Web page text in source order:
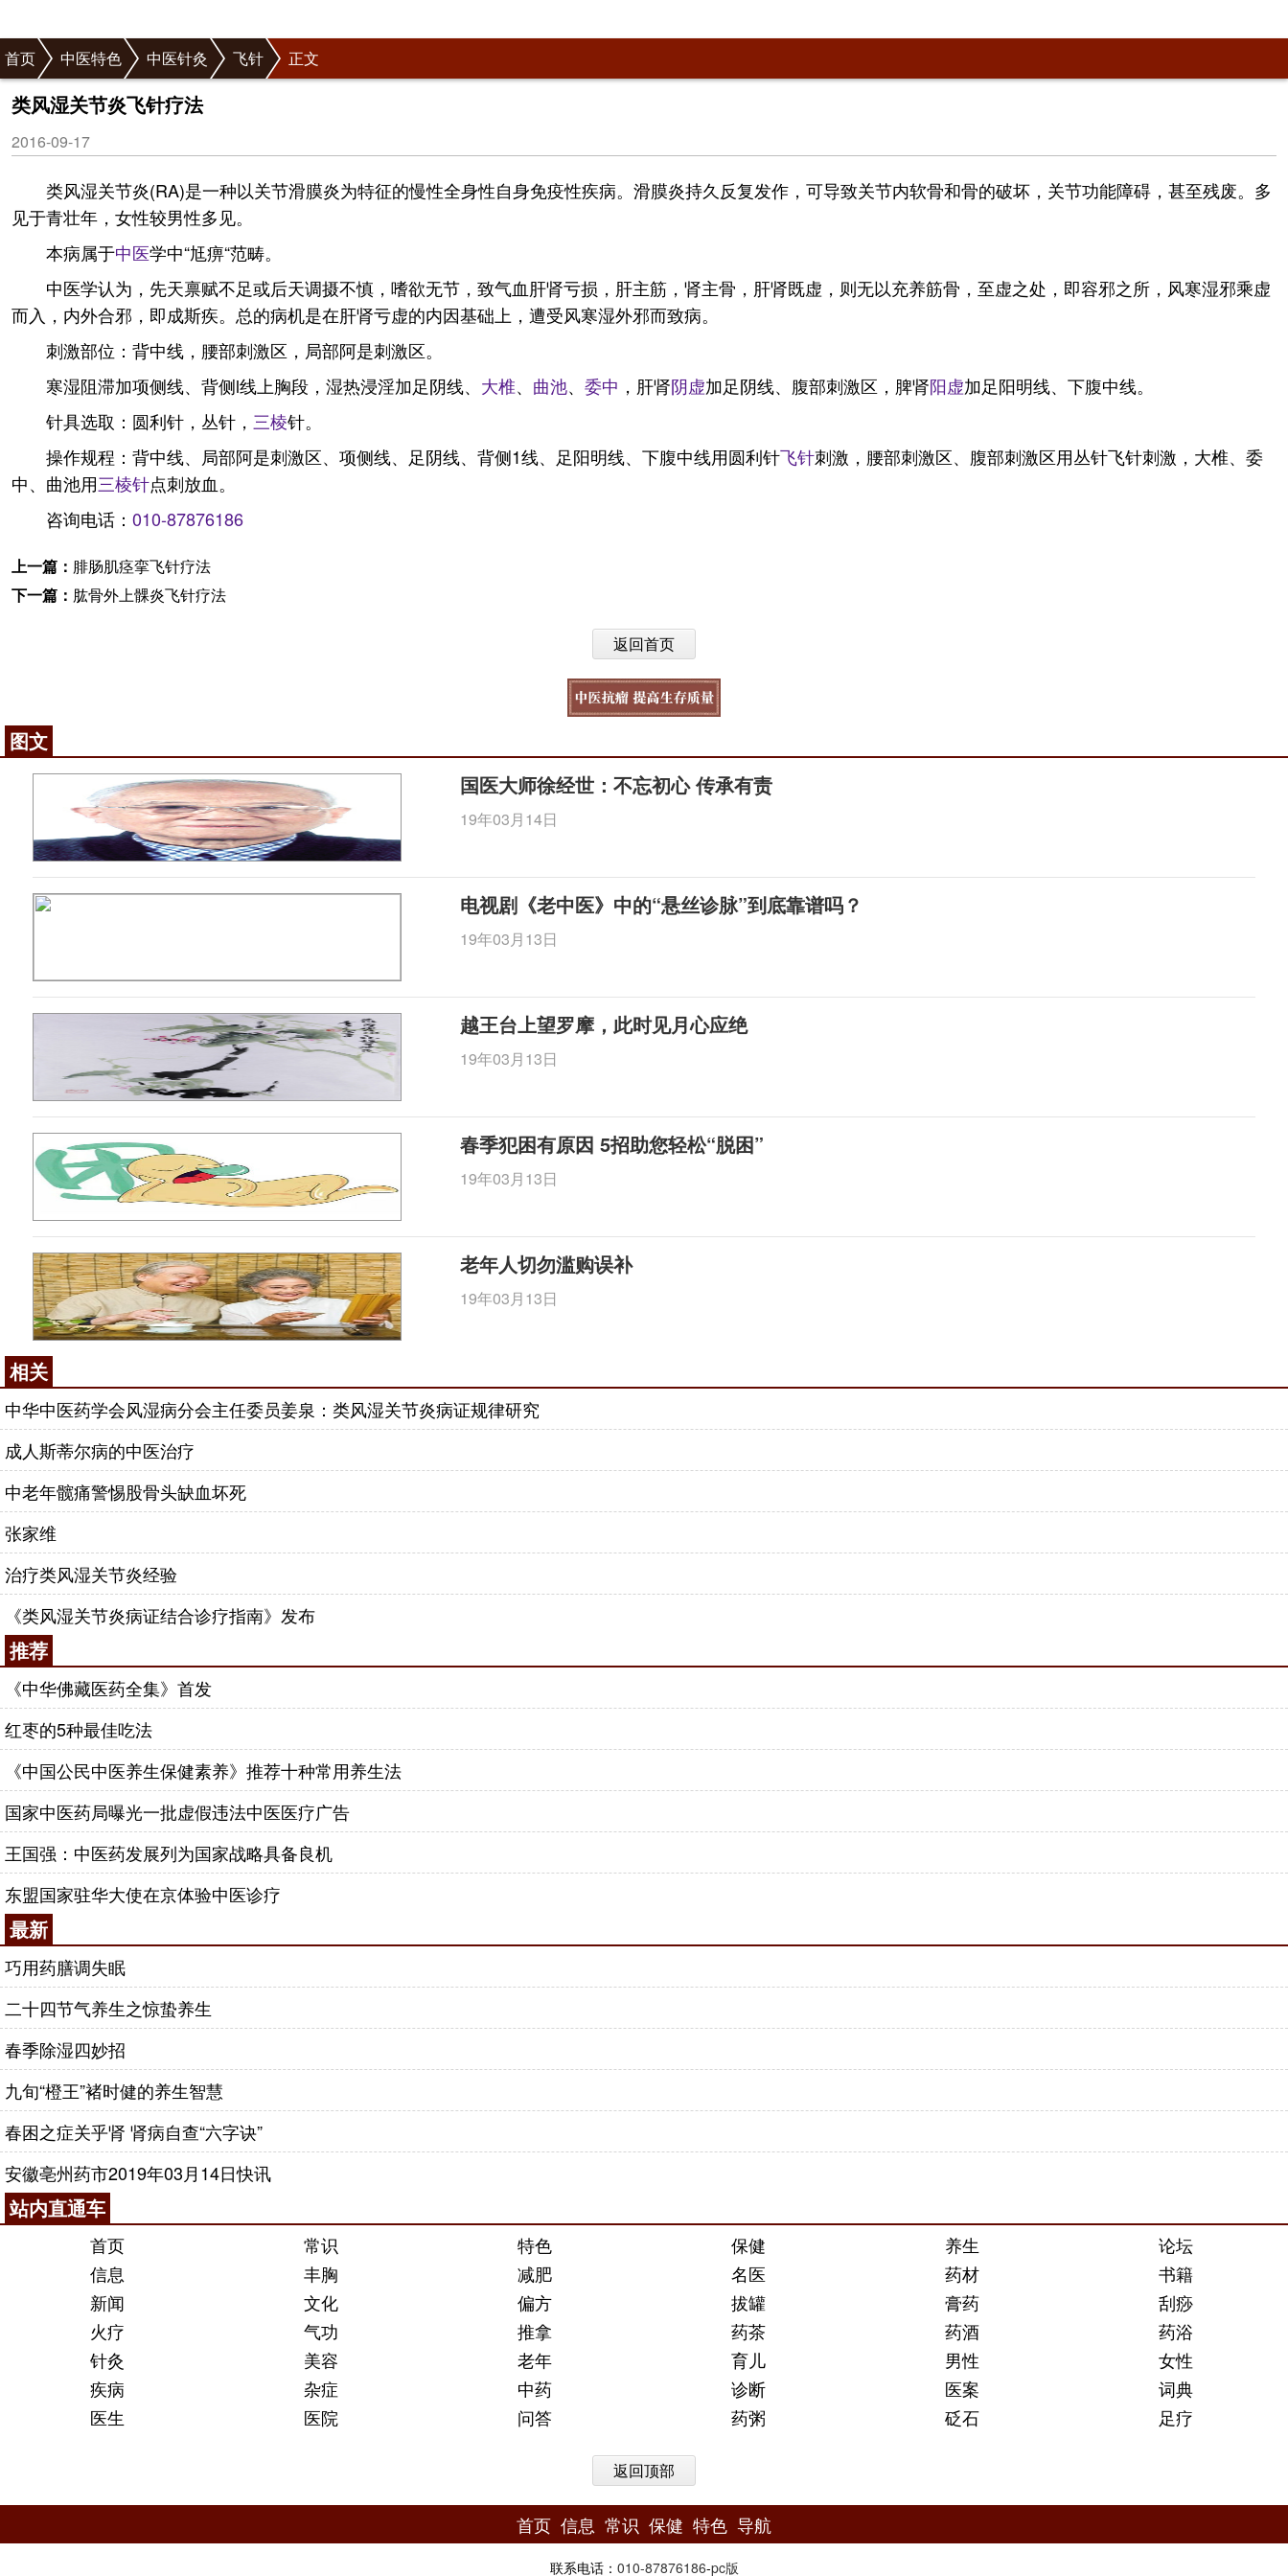
首页 中医特色 中医针灸 飞针 正文
类风湿关节炎飞针疗法
2016-09-17
类风湿关节炎(RA)是一种以关节滑膜炎为特征的慢性全身性自身免疫性疾病。滑膜炎持久反复发作，可导致关节内软骨和骨的破坏，关节功能障碍，甚至残废。多
见于青壮年，女性较男性多见。
本病属于中医学中“尪痹“范畴。
中医学认为，先天禀赋不足或后天调摄不慎，嗜欲无节，致气血肝肾亏损，肝主筋，肾主骨，肝肾既虚，则无以充养筋骨，至虚之处，即容邪之所，风寒湿邪乘虚
而入，内外合邪，即成斯疾。总的病机是在肝肾亏虚的内因基础上，遭受风寒湿外邪而致病。
刺激部位：背中线，腰部刺激区，局部阿是刺激区。
寒湿阻滞加项侧线、背侧l线上胸段，湿热浸淫加足阴线、 大椎、 曲池、 委中 ，肝肾阴虚加足阴线、腹部刺激区，脾肾阳虚加足阳明线、下腹中线。
针具选取：圆利针，丛针， 三棱针。
操作规程：背中线、局部阿是刺激区、项侧线、足阴线、背侧1线、足阳明线、下腹中线用圆利针飞针刺激，腰部刺激区、腹部刺激区用丛针飞针刺激，大椎、委
中、曲池用三棱针点刺放血。
咨询电话： 010-87876186
上一篇： 腓肠肌痉挛飞针疗法
下一篇： 肱骨外上髁炎飞针疗法
返回首页
图文
国医大师徐经世：不忘初心 传承有责
19年03月14日
电视剧《老中医》中的“悬丝诊脉”到底靠谱吗？
19年03月13日
越王台上望罗摩，此时见月心应绝
19年03月13日
春季犯困有原因 5招助您轻松“脱困”
19年03月13日
老年人切勿滥购误补
19年03月13日
相关
中华中医药学会风湿病分会主任委员姜泉：类风湿关节炎病证规律研究
成人斯蒂尔病的中医治疗
中老年髋痛警惕股骨头缺血坏死
张家维
治疗类风湿关节炎经验
《类风湿关节炎病证结合诊疗指南》发布
推荐
《中华佛藏医药全集》首发
红枣的5种最佳吃法
《中国公民中医养生保健素养》推荐十种常用养生法
国家中医药局曝光一批虚假违法中医医疗广告
王国强：中医药发展列为国家战略具备良机
东盟国家驻华大使在京体验中医诊疗
最新
巧用药膳调失眠
二十四节气养生之惊蛰养生
春季除湿四妙招
九旬“橙王”褚时健的养生智慧
春困之症关乎肾 肾病自查“六字诀”
安徽亳州药市2019年03月14日快讯
站内直通车
首页 常识 特色 保健 养生
论坛
信息
丰胸 减肥 名医 药材
书籍
新闻
文化 偏方 拔罐 膏药
刮痧
火疗
气功 推拿 药茶 药酒
药浴
针灸
美容 老年 育儿 男性
女性
疾病
杂症 中药 诊断 医案
词典
医生
医院 问答 药粥 砭石 足疗
返回顶部
首页 信息 常识 保健 特色 导航
联系电话： 010-87876186-pc版